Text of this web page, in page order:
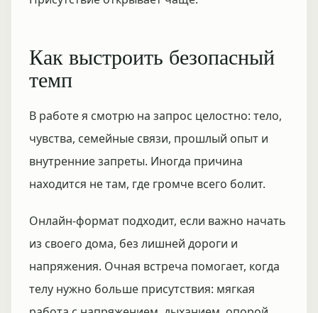
Как выстроить безопасный
темп
В работе я смотрю на запрос целостно: тело,
чувства, семейные связи, прошлый опыт и
внутренние запреты. Иногда причина
находится не там, где громче всего болит.
Онлайн-формат подходит, если важно начать
из своего дома, без лишней дороги и
напряжения. Очная встреча помогает, когда
телу нужно больше присутствия: мягкая